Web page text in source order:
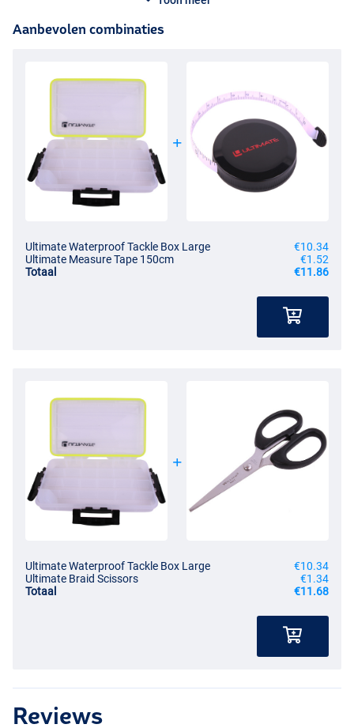
Aanbevolen combinaties
Ultimate Waterproof Tackle Box Large
€10.34
Ultimate Measure Tape 150cm
€1.52
Totaal
€11.86
Ultimate Waterproof Tackle Box Large
€10.34
Ultimate Braid Scissors
€1.34
Totaal
€11.68
Reviews